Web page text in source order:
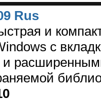
Rus
и
с
и